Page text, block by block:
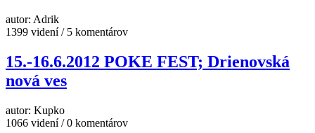
autor: Adrik
1399 videní / 5 komentárov
15.-16.6.2012 POKE FEST; Drienovská
nová ves
autor: Kupko
1066 videní / 0 komentárov